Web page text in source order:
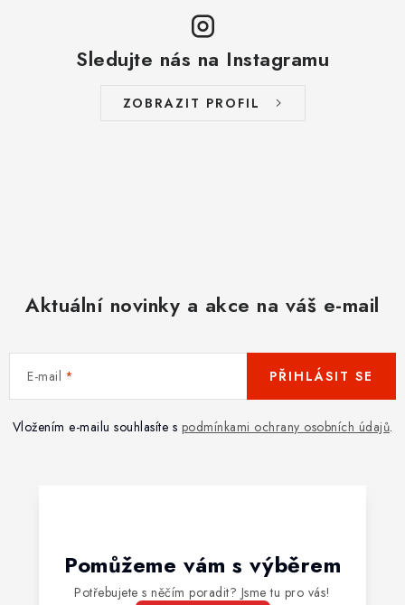
Sledujte nás na Instagramu
ZOBRAZIT PROFIL
Aktuální novinky a akce na váš e-mail
E-mail
Vložením e-mailu souhlasíte s podmínkami ochrany osobních údajů.
PŘIHLÁSIT SE
Pomůžeme vám s výběrem
Potřebujete s něčím poradit? Jsme tu pro vás!